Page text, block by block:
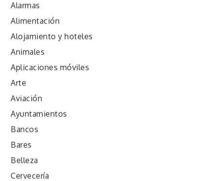
Alarmas
Alimentación
Alojamiento y hoteles
Animales
Aplicaciones móviles
Arte
Aviación
Ayuntamientos
Bancos
Bares
Belleza
Cervecería